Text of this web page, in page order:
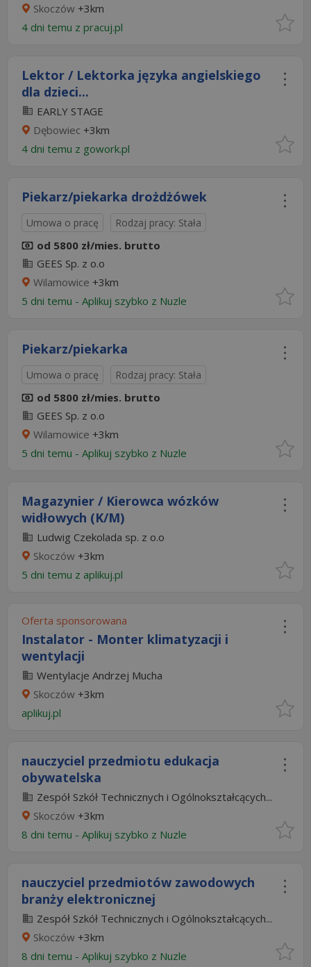
Skoczów +3km
4 dni temu z pracuj.pl
Lektor / Lektorka języka angielskiego
dla dzieci...
EARLY STAGE
Dębowiec +3km
4 dni temu z gowork.pl
Piekarz/piekarka drożdżówek
Umowa o pracę Rodzaj pracy: Stała
od 5800 zł/mies. brutto
GEES Sp. z o.o
Wilamowice +3km
5 dni temu - Aplikuj szybko z Nuzle
Piekarz/piekarka
Umowa o pracę Rodzaj pracy: Stała
od 5800 zł/mies. brutto
GEES Sp. z o.o
Wilamowice +3km
5 dni temu - Aplikuj szybko z Nuzle
Magazynier / Kierowca wózków
widłowych (K/M)
Ludwig Czekolada sp. z o.o
Skoczów +3km
5 dni temu z aplikuj.pl
Oferta sponsorowana
Instalator - Monter klimatyzacji i
wentylacji
Wentylacje Andrzej Mucha
Skoczów +3km
aplikuj.pl
nauczyciel przedmiotu edukacja
obywatelska
Zespół Szkół Technicznych i Ogólnokształcących...
Skoczów +3km
8 dni temu - Aplikuj szybko z Nuzle
nauczyciel przedmiotów zawodowych
branży elektronicznej
Zespół Szkół Technicznych i Ogólnokształcących...
Skoczów +3km
8 dni temu - Aplikuj szybko z Nuzle